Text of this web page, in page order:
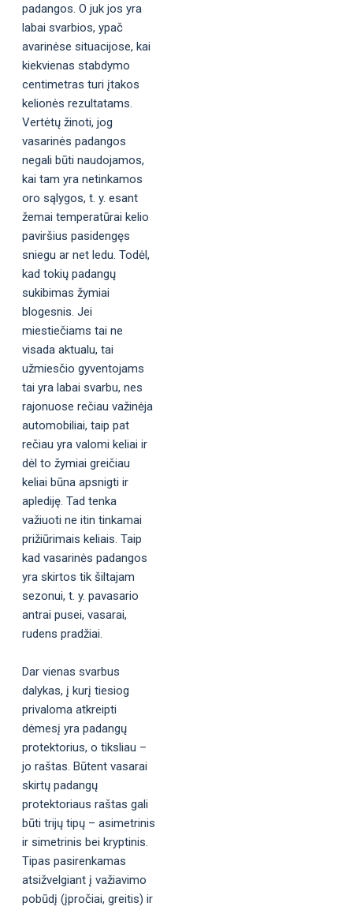
padangos. O juk jos yra
labai svarbios, ypač
avarinėse situacijose, kai
kiekvienas stabdymo
centimetras turi įtakos
kelionės rezultatams.
Vertėtų žinoti, jog
vasarinės padangos
negali būti naudojamos,
kai tam yra netinkamos
oro sąlygos, t. y. esant
žemai temperatūrai kelio
paviršius pasidengęs
sniegu ar net ledu. Todėl,
kad tokių padangų
sukibimas žymiai
blogesnis. Jei
miestiečiams tai ne
visada aktualu, tai
užmiesčio gyventojams
tai yra labai svarbu, nes
rajonuose rečiau važinėja
automobiliai, taip pat
rečiau yra valomi keliai ir
dėl to žymiai greičiau
keliai būna apsnigti ir
aplediję. Tad tenka
važiuoti ne itin tinkamai
prižiūrimais keliais. Taip
kad vasarinės padangos
yra skirtos tik šiltajam
sezonui, t. y. pavasario
antrai pusei, vasarai,
rudens pradžiai.
Dar vienas svarbus
dalykas, į kurį tiesiog
privaloma atkreipti
dėmesį yra padangų
protektorius, o tiksliau –
jo raštas. Būtent vasarai
skirtų padangų
protektoriaus raštas gali
būti trijų tipų – asimetrinis
ir simetrinis bei kryptinis.
Tipas pasirenkamas
atsižvelgiant į važiavimo
pobūdį (įpročiai, greitis) ir